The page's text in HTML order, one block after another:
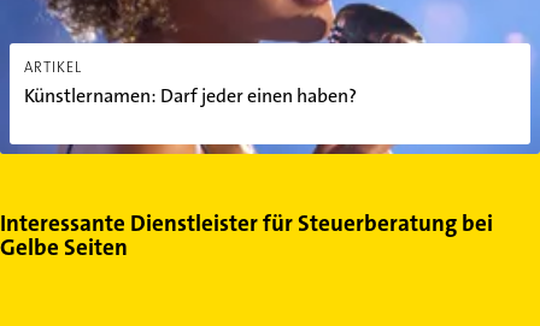
ARTIKEL
Künstlernamen: Darf jeder einen haben?
Interessante Dienstleister für Steuerberatung bei
Gelbe Seiten